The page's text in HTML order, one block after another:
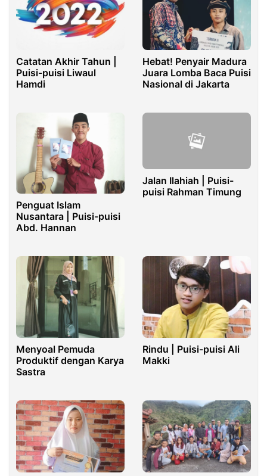
Catatan Akhir Tahun |
Puisi-puisi Liwaul
Hamdi
Hebat! Penyair Madura
Juara Lomba Baca Puisi
Nasional di Jakarta
Penguat Islam
Nusantara | Puisi-puisi
Abd. Hannan
Jalan Ilahiah | Puisi-
puisi Rahman Timung
Menyoal Pemuda
Produktif dengan Karya
Sastra
Rindu | Puisi-puisi Ali
Makki